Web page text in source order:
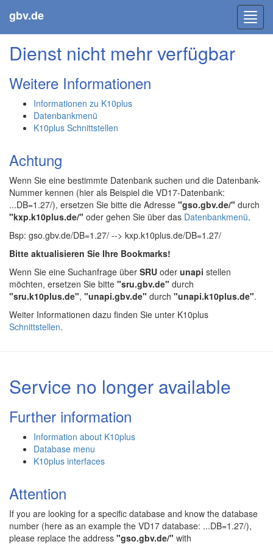
gbv.de
Dienst nicht mehr verfügbar
Weitere Informationen
Informationen zu K10plus
Datenbankmenü
K10plus Schnittstellen
Achtung
Wenn Sie eine bestimmte Datenbank suchen und die Datenbank-
Nummer kennen (hier als Beispiel die VD17-Datenbank:
...DB=1.27/), ersetzen Sie bitte die Adresse "gso.gbv.de/" durch
"kxp.k10plus.de/" oder gehen Sie über das Datenbankmenü.
Bsp: gso.gbv.de/DB=1.27/ --> kxp.k10plus.de/DB=1.27/
Bitte aktualisieren Sie Ihre Bookmarks!
Wenn Sie eine Suchanfrage über SRU oder unapi stellen
möchten, ersetzen Sie bitte "sru.gbv.de" durch
"sru.k10plus.de", "unapi.gbv.de" durch "unapi.k10plus.de".
Weiter Informationen dazu finden Sie unter K10plus
Schnittstellen.
Service no longer available
Further information
Information about K10plus
Database menu
K10plus interfaces
Attention
If you are looking for a specific database and know the database
number (here as an example the VD17 database: ...DB=1.27/),
please replace the address "gso.gbv.de/" with